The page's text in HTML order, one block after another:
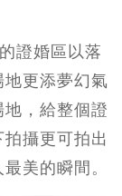
證婚區以落
更添夢幻氣
，給整個證
攝更可拍出
美的瞬間。